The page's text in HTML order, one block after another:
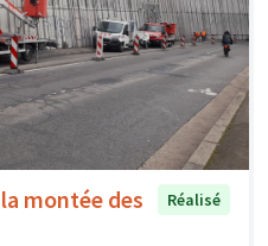
montée des
Réalisé